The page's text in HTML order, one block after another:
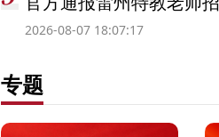
2026-08-07 18:07:17
专题